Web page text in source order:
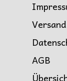
AGB